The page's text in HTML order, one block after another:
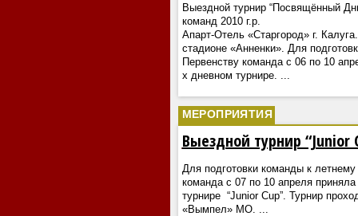
Выездной турнир “Посвящённый
команд 2010 г.р.
Апарт-Отель «Старгород» г.
стадионе «Анненки». Для
Первенству команда с 06 по 10
х дневном турнире.
МЕРОПРИЯТИЯ
Выездной турнир “Junior
Для подготовки команды к
команда с 07 по 10 апреля
турнире “Junior Cup”. Турнир
«Вымпел» МО.